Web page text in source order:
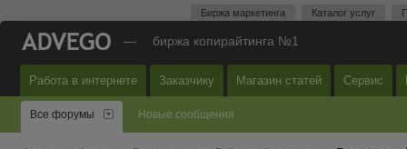
Биржа маркетинга Каталог услуг
— биржа копирайтинга №1
Работа в интернете Заказчику Магазин статей Сервис
Все форумы Новые сообщения